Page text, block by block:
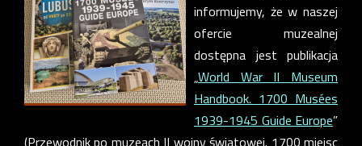
informujemy, że w naszej
ofercie muzealnej
dostępna jest publikacja
„World War II Museum
Handbook. 1700 Musées
1939-1945 Guide Europe”
(Przewodnik po muzeach II wojny światowej. 1700 miejsc